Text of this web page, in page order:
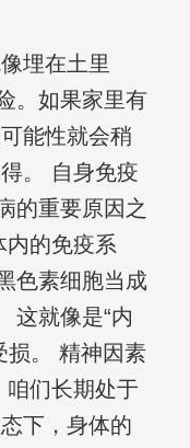
埋在土里
。如果家里有
能性就会稍
。 自身免疫
的重要原因之
内的免疫系
色素细胞当成
这就像是“内
损。 精神因素
咱们长期处于
下，身体的